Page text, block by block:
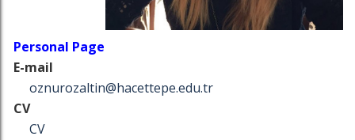
Personal Page
E-mail
oznurozaltin@hacettepe.edu.tr
CV
CV